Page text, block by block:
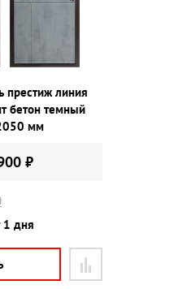
престиж линия
бетон темный
мм
₽
1 дня